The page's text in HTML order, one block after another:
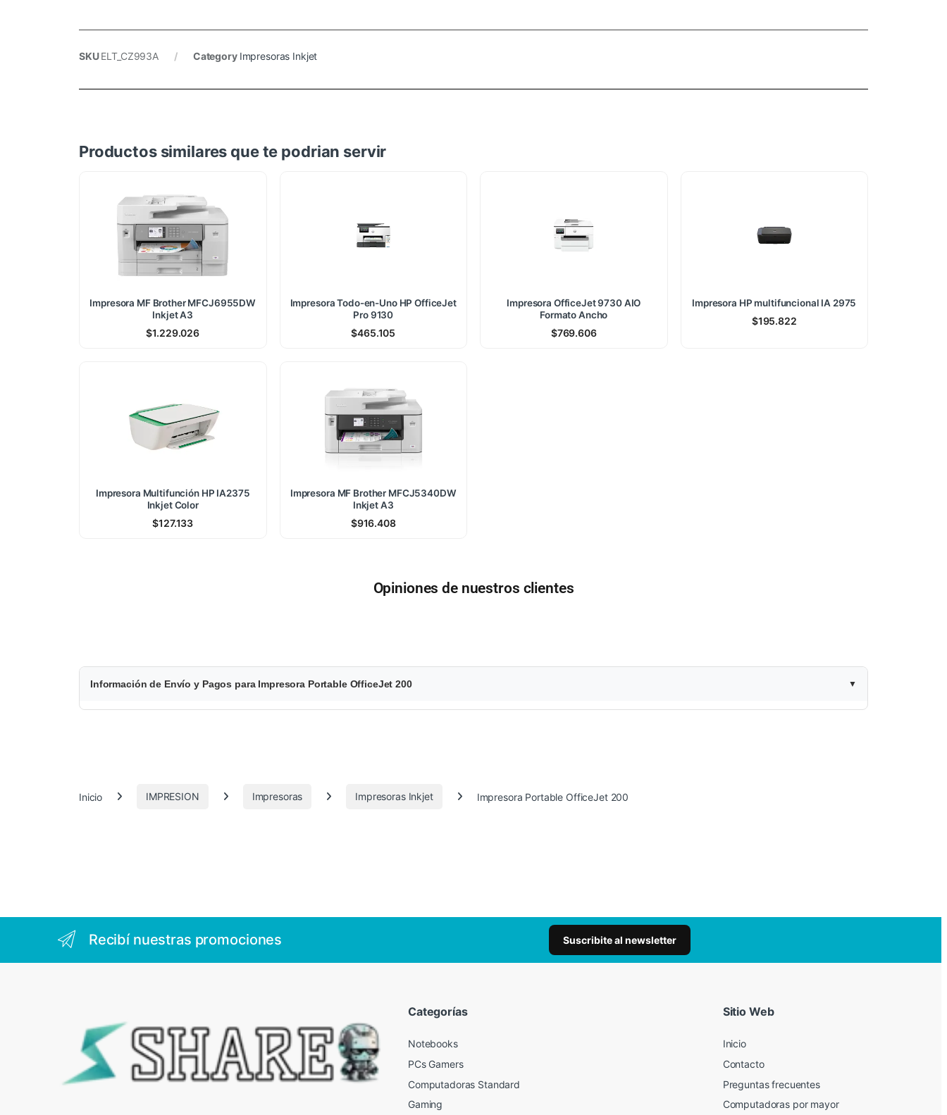
SKUELT_CZ993A Category Impresoras Inkjet
Productos similares que te podrian servir
Impresora MF Brother MFCJ6955DW
Inkjet A3
$1.229.026
Impresora Todo-en-Uno HP OfficeJet
Pro 9130
$465.105
Impresora OfficeJet 9730 AIO
Formato Ancho
$769.606
Impresora HP multifuncional IA 2975
$195.822
Impresora Multifunción HP IA2375
Inkjet Color
$127.133
Impresora MF Brother MFCJ5340DW
Inkjet A3
$916.408
Opiniones de nuestros clientes
$
5
.
Información de Envío y Pagos para Impresora Portable OfficeJet 200
Inicio IMPRESION Impresoras Impresoras Inkjet Impresora Portable OfficeJet 200
Recibí nuestras promociones Suscribite al newsletter
Categorías
Notebooks
PCs Gamers
Computadoras Standard
Gaming
Sitio Web
Inicio
Contacto
Preguntas frecuentes
Computadoras por mayor